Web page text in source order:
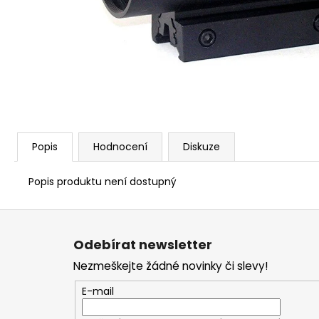
Popis Hodnocení Diskuze
Popis produktu není dostupný
STARTOVACÍ NÁBOJE FIOCCHI 8MM
500 Kč
Z
Odebírat newsletter
Nezmeškejte žádné novinky či slevy!
E-mail